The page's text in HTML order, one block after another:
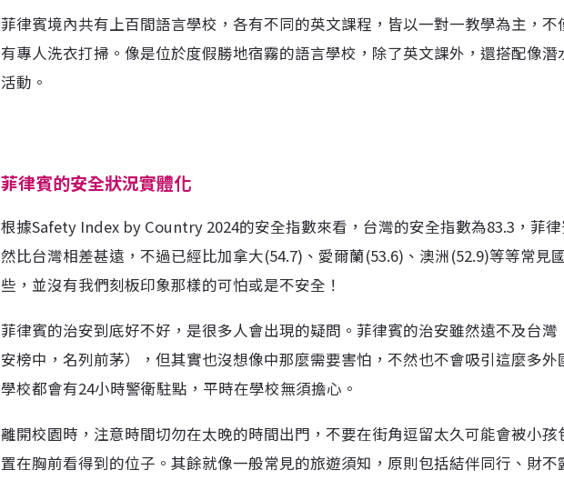
菲律賓境內共有上百間語言學校，各有不同的英文課程，皆以一對一教學為主，不
有專人洗衣打掃。像是位於度假勝地宿霧的語言學校，除了英文課外，還搭配像潛
活動。
菲律賓的安全狀況實體化
根據Safety Index by Country 2024的安全指數來看，台灣的安全指數為83.3，菲
然比台灣相差甚遠，不過已經比加拿大(54.7)、愛爾蘭(53.6)、澳洲(52.9)等等常見
些，並沒有我們刻板印象那樣的可怕或是不安全！
菲律賓的治安到底好不好，是很多人會出現的疑問。菲律賓的治安雖然遠不及台灣
安榜中，名列前茅），但其實也沒想像中那麼需要害怕，不然也不會吸引這麼多外
學校都會有24小時警衛駐點，平時在學校無須擔心。
離開校園時，注意時間切勿在太晚的時間出門，不要在街角逗留太久可能會被小孩
置在胸前看得到的位子。其餘就像一般常見的旅遊須知，原則包括結伴同行、財不